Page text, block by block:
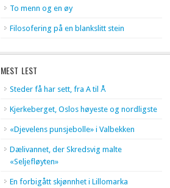
To menn og en øy
Filosofering på en blankslitt stein
MEST LEST
Steder få har sett, fra A til Å
Kjerkeberget, Oslos høyeste og nordligste
«Djevelens punsjebolle» i Valbekken
Dælivannet, der Skredsvig malte
«Seljefløyten»
En forbigått skjønnhet i Lillomarka